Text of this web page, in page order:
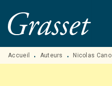
MENU RECHERCHE
PIED DE PAGE
Accueil • Auteurs • Nicolas Cano